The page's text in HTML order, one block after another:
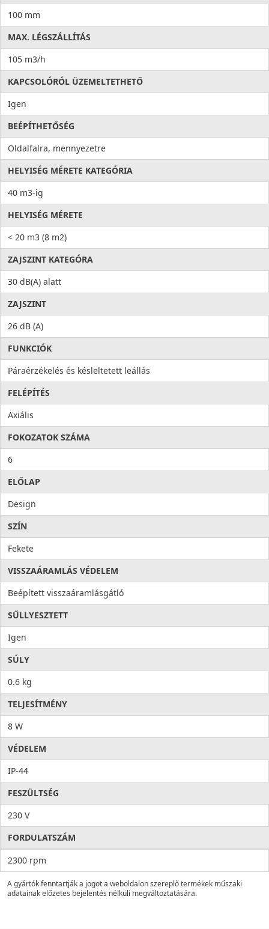
100 mm
MAX. LÉGSZÁLLÍTÁS
105 m3/h
KAPCSOLÓRÓL ÜZEMELTETHETŐ
Igen
BEÉPÍTHETŐSÉG
Oldalfalra, mennyezetre
HELYISÉG MÉRETE KATEGÓRIA
40 m3-ig
HELYISÉG MÉRETE
< 20 m3 (8 m2)
ZAJSZINT KATEGÓRA
30 dB(A) alatt
ZAJSZINT
26 dB (A)
FUNKCIÓK
Páraérzékelés és késleltetett leállás
FELÉPÍTÉS
Axiális
FOKOZATOK SZÁMA
6
ELŐLAP
Design
SZÍN
Fekete
VISSZAÁRAMLÁS VÉDELEM
Beépített visszaáramlásgátló
SŰLLYESZTETT
Igen
SÚLY
0.6 kg
TELJESÍTMÉNY
8 W
VÉDELEM
IP-44
FESZÜLTSÉG
230 V
FORDULATSZÁM
2300 rpm
A gyártók fenntartják a jogot a weboldalon szereplő termékek műszaki
adatainak előzetes bejelentés nélküli megváltoztatására.